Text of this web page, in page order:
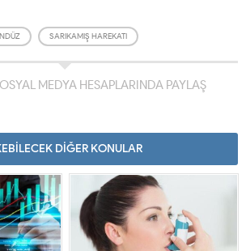
SARIKAMIŞ HAREKATI
MEDYA HESAPLARINDA PAYLAŞ
DİĞER KONULAR